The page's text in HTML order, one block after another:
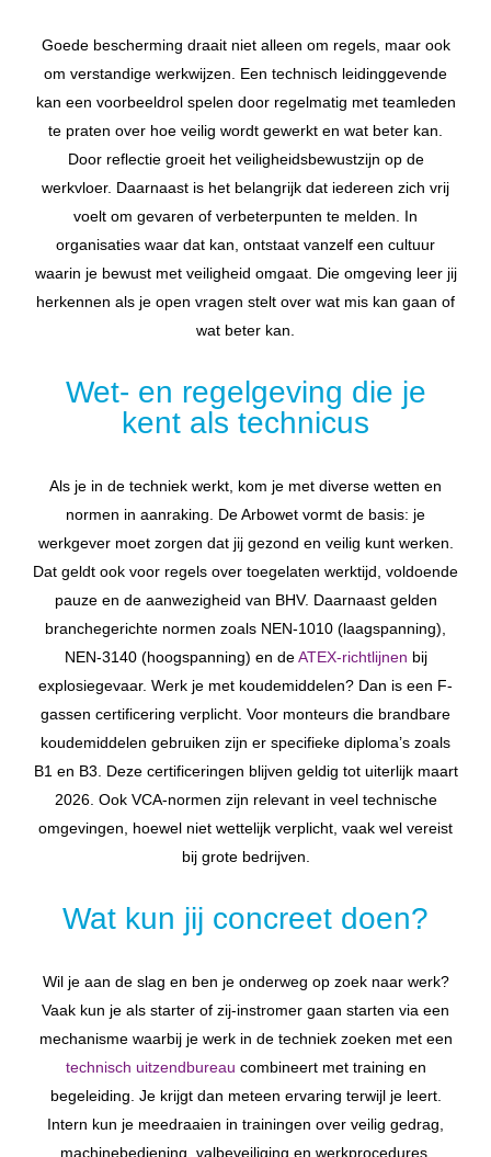
Goede bescherming draait niet alleen om regels, maar ook
om verstandige werkwijzen. Een technisch leidinggevende
kan een voorbeeldrol spelen door regelmatig met teamleden
te praten over hoe veilig wordt gewerkt en wat beter kan.
Door reflectie groeit het veiligheidsbewustzijn op de
werkvloer. Daarnaast is het belangrijk dat iedereen zich vrij
voelt om gevaren of verbeterpunten te melden. In
organisaties waar dat kan, ontstaat vanzelf een cultuur
waarin je bewust met veiligheid omgaat. Die omgeving leer jij
herkennen als je open vragen stelt over wat mis kan gaan of
wat beter kan.
Wet- en regelgeving die je
kent als technicus
Als je in de techniek werkt, kom je met diverse wetten en
normen in aanraking. De Arbowet vormt de basis: je
werkgever moet zorgen dat jij gezond en veilig kunt werken.
Dat geldt ook voor regels over toegelaten werktijd, voldoende
pauze en de aanwezigheid van BHV. Daarnaast gelden
branchegerichte normen zoals NEN-1010 (laagspanning),
NEN-3140 (hoogspanning) en deATEX-richtlijnen bij
explosiegevaar. Werk je met koudemiddelen? Dan is een F-
gassen certificering verplicht. Voor monteurs die brandbare
koudemiddelen gebruiken zijn er specifieke diploma’s zoals
B1 en B3. Deze certificeringen blijven geldig tot uiterlijk maart
2026. Ook VCA-normen zijn relevant in veel technische
omgevingen, hoewel niet wettelijk verplicht, vaak wel vereist
bij grote bedrijven.
Wat kun jij concreet doen?
Wil je aan de slag en ben je onderweg op zoek naar werk?
Vaak kun je als starter of zij-instromer gaan starten via een
mechanisme waarbij je werk in de techniek zoeken met een
technisch uitzendbureau combineert met training en
begeleiding. Je krijgt dan meteen ervaring terwijl je leert.
Intern kun je meedraaien in trainingen over veilig gedrag,
machinebediening, valbeveiliging en werkprocedures.